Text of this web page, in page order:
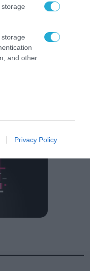
and other
Privacy Policy